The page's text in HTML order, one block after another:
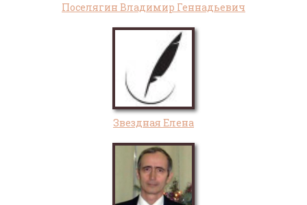
Поселягин Владимир Геннадьевич
Звездная Елена